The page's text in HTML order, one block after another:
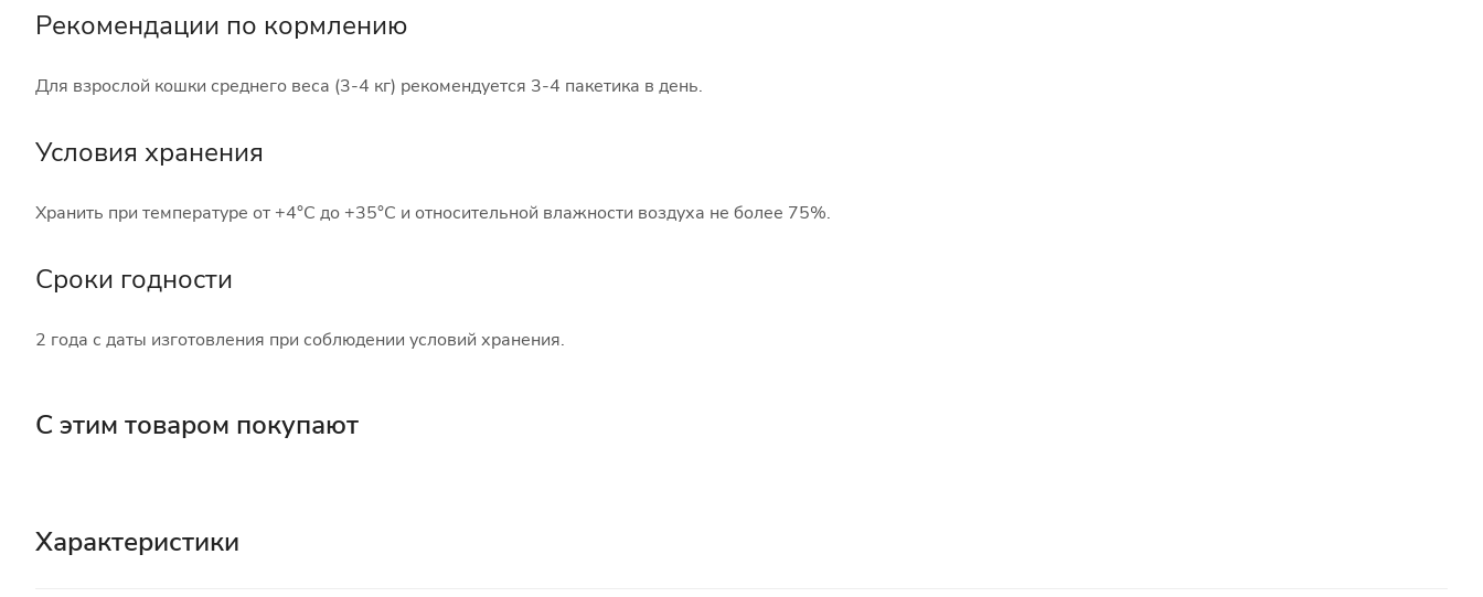
Рекомендации по кормлению
Для взрослой кошки среднего веса (3-4 кг) рекомендуется 3-4 пакетика в день.
Условия хранения
Хранить при температуре от +4°С до +35°С и относительной влажности воздуха не более 75%.
Сроки годности
2 года с даты изготовления при соблюдении условий хранения.
С этим товаром покупают
Характеристики